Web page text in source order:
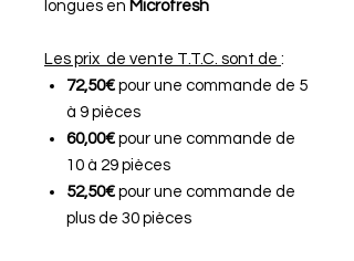
longues en Microfresh
Les prix de vente T.T.C. sont de :
72,50€ pour une commande de 5
à 9 pièces
60,00€ pour une commande de
10 à 29 pièces
52,50€ pour une commande de
plus de 30 pièces